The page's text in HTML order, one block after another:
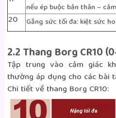
nếu ép buộc bản thân –
20 Gắng sức tối đa: kiệt sức
2.2 Thang Borg CR10
Tập trung vào cảm giác
thường áp dụng cho các bài
Chi tiết về thang Borg CR10: